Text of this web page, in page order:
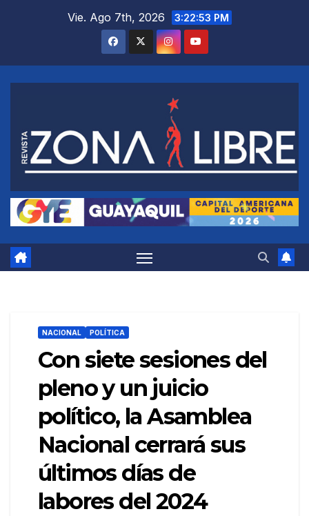
Vie. Ago 7th, 2026 3:22:54 PM
NACIONAL POLÍTICA
Con siete sesiones del
pleno y un juicio
político, la Asamblea
Nacional cerrará sus
últimos días de
labores del 2024